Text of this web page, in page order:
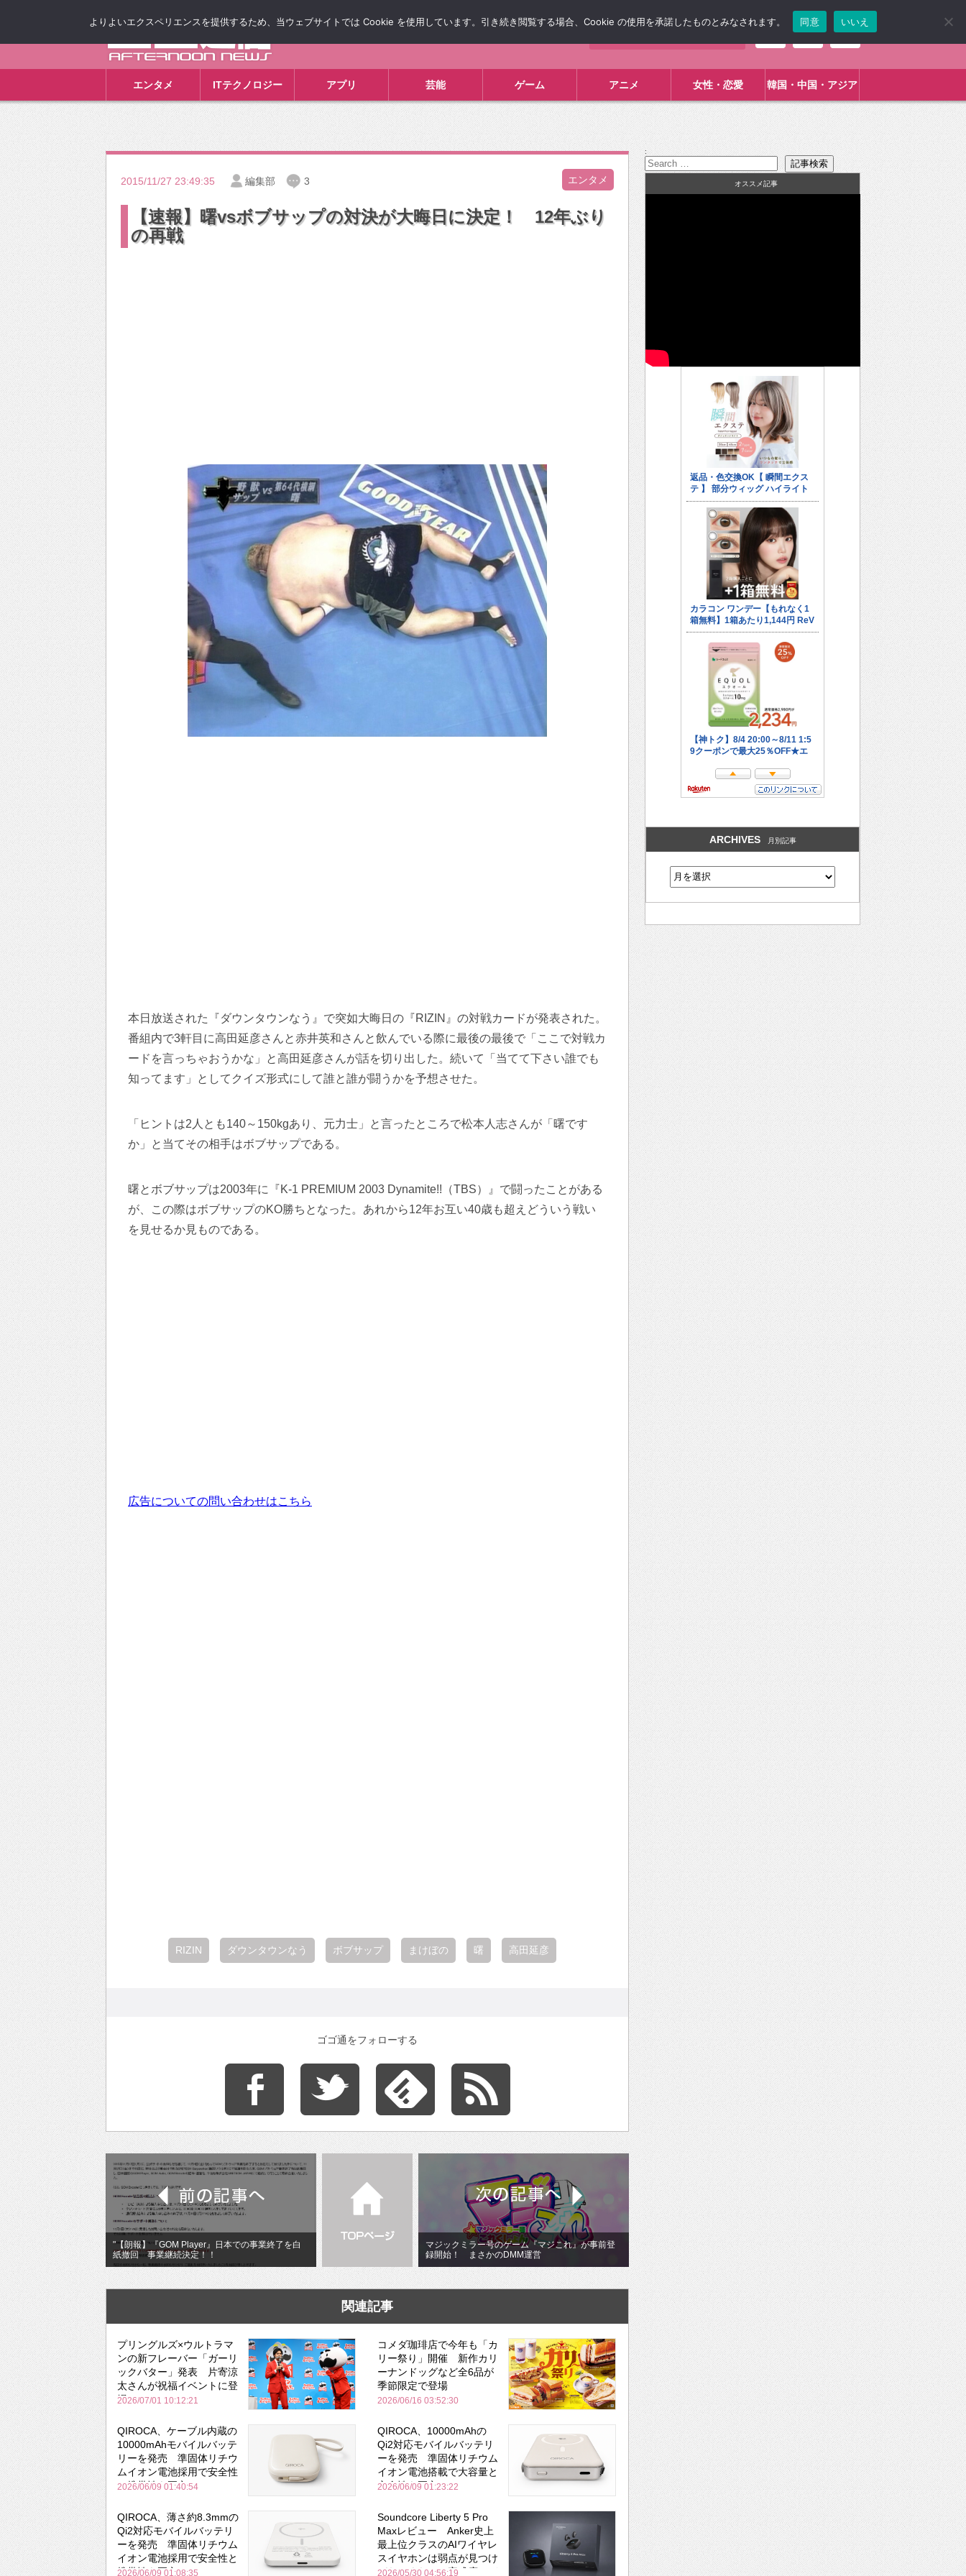
エンタメ ITテクノロジー アプリ 芸能 ゲーム アニメ 女性・恋愛 韓国・中国・アジア
2015/11/27 23:49:35 編集部 3 エンタメ
【速報】曙vsボブサップの対決が大晦日に決定！ 12年ぶり
の再戦
本日放送された『ダウンタウンなう』で突如大晦日の『RIZIN』の対戦カードが発表された。
番組内で3軒目に高田延彦さんと赤井英和さんと飲んでいる際に最後の最後で「ここで対戦カ
ードを言っちゃおうかな」と高田延彦さんが話を切り出した。続いて「当てて下さい誰でも
知ってます」としてクイズ形式にして誰と誰が闘うかを予想させた。
「ヒントは2人とも140～150kgあり、元力士」と言ったところで松本人志さんが「曙です
か」と当てその相手はボブサップである。
曙とボブサップは2003年に『K-1 PREMIUM 2003 Dynamite!!（TBS）』で闘ったことがある
が、この際はボブサップのKO勝ちとなった。あれから12年お互い40歳も超えどういう戦い
を見せるか見ものである。
広告についての問い合わせはこちら
RIZIN ダウンタウンなう ボブサップ まけぼの 曙 高田延彦
ゴゴ通をフォローする
"【朗報】『GOM Player』日本での事業終了を白
紙撤回 事業継続決定！！
マジックミラー号のゲーム『マジこれ』が事前登
録開始！ まさかのDMM運営
関連記事
プリングルズ×ウルトラマ
ンの新フレーバー「ガーリ
ックバター」発表 片寄涼
太さんが祝福イベントに登
場
2026/07/01 10:12:21
コメダ珈琲店で今年も「カ
リー祭り」開催 新作カリ
ーナンドッグなど全6品が
季節限定で登場
2026/06/16 03:52:30
QIROCA、ケーブル内蔵の
10000mAhモバイルバッテ
リーを発売 準固体リチウ
ムイオン電池採用で安全性
と携帯性を両立
2026/06/09 01:40:54
QIROCA、10000mAhの
Qi2対応モバイルバッテリ
ーを発売 準固体リチウム
イオン電池搭載で大容量と
安全性を両立
2026/06/09 01:23:22
QIROCA、薄さ約8.3mmの
Qi2対応モバイルバッテリ
ーを発売 準固体リチウム
イオン電池採用で安全性と
携帯性を両立
2026/06/09 01:08:35
Soundcore Liberty 5 Pro
Maxレビュー Anker史上
最上位クラスのAIワイヤレ
スイヤホンは弱点が見つけ
づらいくらいの完成度にび
2026/05/30 04:56:19
:
オススメ記事
ARCHIVES 月別記事
よりよいエクスペリエンスを提供するため、当ウェブサイトでは Cookie を使用しています。引き続き閲覧する場合、Cookie の使用を承諾したものとみなされます。 同意 いいえ